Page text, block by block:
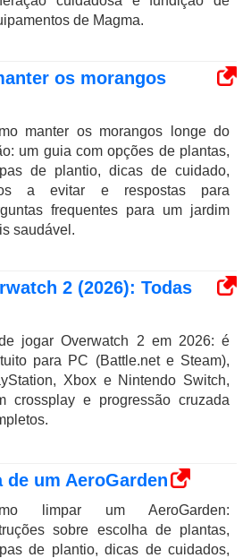
de Magma.
os morangos
manter os morangos longe do
um guia com opções de plantas,
de plantio, dicas de cuidado,
a evitar e respostas para
frequentes para um jardim
saudável.
2 (2026): Todas
jogar Overwatch 2 em 2026: é
para PC (Battle.net e Steam),
Xbox e Nintendo Switch,
crossplay e progressão cruzada
de um AeroGarden
limpar um AeroGarden:
sobre escolha de plantas,
de plantio, dicas de cuidados,